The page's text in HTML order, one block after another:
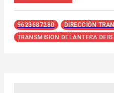
9623687280
DIRECCIÓN
TRANSMISION DELANTERA